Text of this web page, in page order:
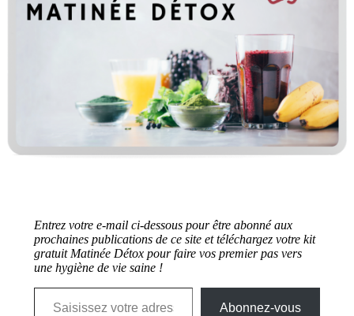
Entrez votre e-mail ci-dessous pour être abonné aux
prochaines publications de ce site et téléchargez votre kit
gratuit Matinée Détox pour faire vos premier pas vers
une hygiène de vie saine !
Saisissez votre adresse e-mail…
Abonnez-vous